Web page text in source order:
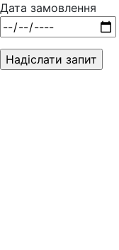
Дата замовлення